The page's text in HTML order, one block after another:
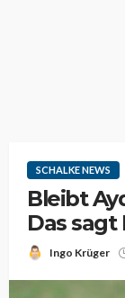
SCHALKE NEWS
Bleibt
Das sagt
Ingo Krüger